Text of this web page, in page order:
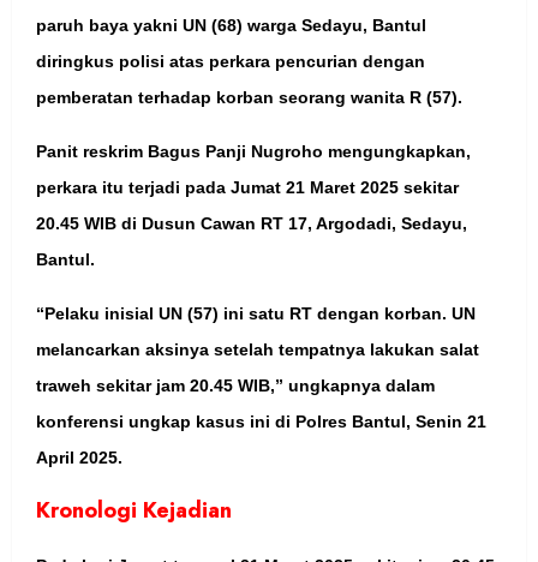
paruh baya yakni UN (68) warga Sedayu, Bantul
diringkus polisi atas perkara pencurian dengan
pemberatan terhadap korban seorang wanita R (57).
Panit reskrim Bagus Panji Nugroho mengungkapkan,
perkara itu terjadi pada Jumat 21 Maret 2025 sekitar
20.45 WIB di Dusun Cawan RT 17, Argodadi, Sedayu,
Bantul.
“Pelaku inisial UN (57) ini satu RT dengan korban. UN
melancarkan aksinya setelah tempatnya lakukan salat
traweh sekitar jam 20.45 WIB,” ungkapnya dalam
konferensi ungkap kasus ini di Polres Bantul, Senin 21
April 2025.
Kronologi Kejadian